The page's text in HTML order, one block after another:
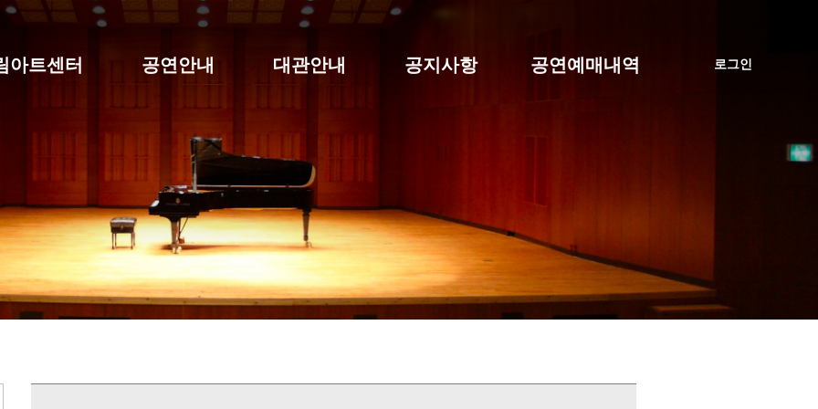
아트센터 공연안내 대관안내 공지사항 공연예매내역 로그인